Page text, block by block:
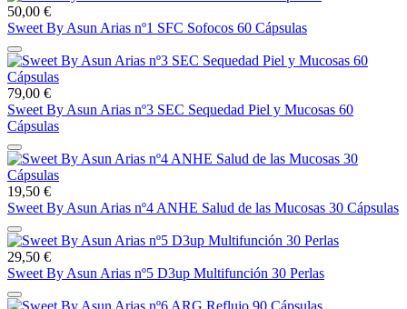
50,00 €
Sweet By Asun Arias nº1 SFC Sofocos 60 Cápsulas
79,00 €
Sweet By Asun Arias nº3 SEC Sequedad Piel y Mucosas 60
Cápsulas
19,50 €
Sweet By Asun Arias nº4 ANHE Salud de las Mucosas 30 Cápsulas
29,50 €
Sweet By Asun Arias nº5 D3up Multifunción 30 Perlas